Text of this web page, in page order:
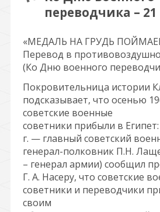
переводчика –
«МЕДАЛЬ НА ГРУДЬ
Перевод в
(Ко Дню военного
Покровительница истории
подсказывает, что осенью
советские военные
советники прибыли в
г. — главный советский
генерал-полковник П.Н.
– генерал армии) сообщил
Г. А. Насеру, что советские
советники и переводчики
своим